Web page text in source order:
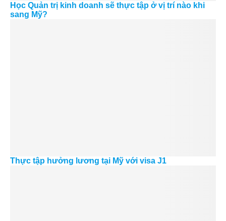
Học Quản trị kinh doanh sẽ thực tập ở vị trí nào khi
sang Mỹ?
Thực tập hưởng lương tại Mỹ với visa J1